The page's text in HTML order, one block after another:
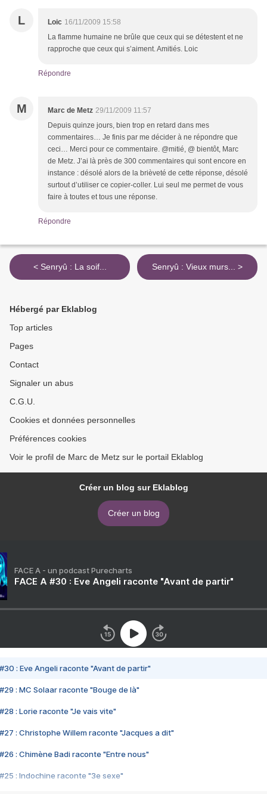
L Loic 16/11/2009 15:58
La flamme humaine ne brûle que ceux qui se détestent et ne
rapproche que ceux qui s’aiment. Amitiés. Loic
Répondre
M Marc de Metz 29/11/2009 11:57
Depuis quinze jours, bien trop en retard dans mes
commentaires… Je finis par me décider à ne répondre que
ceci… Merci pour ce commentaire. @mitié, @ bientôt, Marc
de Metz. J’ai là près de 300 commentaires qui sont encore en
instance : désolé alors de la brièveté de cette réponse, désolé
surtout d’utiliser ce copier-coller. Lui seul me permet de vous
faire à toutes et tous une réponse.
Répondre
< Senryû : La soif... Senryû : Vieux murs... >
Hébergé par Eklablog
Top articles
Pages
Contact
Signaler un abus
C.G.U.
Cookies et données personnelles
Préférences cookies
Voir le profil de Marc de Metz sur le portail Eklablog
Créer un blog sur Eklablog
Créer un blog
FACE A - un podcast Purecharts
FACE A #30 : Eve Angeli raconte "Avant de partir"
#30 : Eve Angeli raconte "Avant de partir"
#29 : MC Solaar raconte "Bouge de là"
#28 : Lorie raconte "Je vais vite"
#27 : Christophe Willem raconte "Jacques a dit"
#26 : Chimène Badi raconte "Entre nous"
#25 : Indochine raconte "3e sexe"